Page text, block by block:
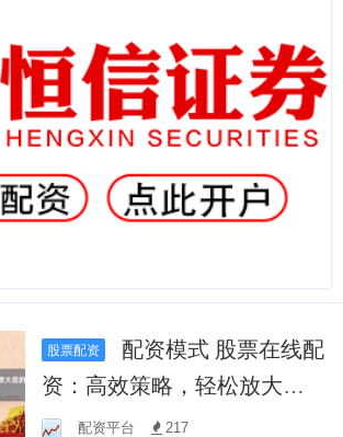
股票配资
资：高效策略，轻松放大您
的投资收益！
配资平台 217